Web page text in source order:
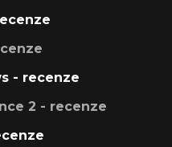
- recenze
2 - recenze